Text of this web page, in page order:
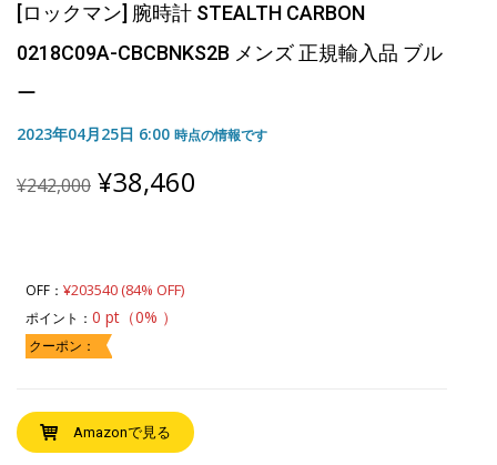
[ロックマン] 腕時計 STEALTH CARBON
0218C09A-CBCBNKS2B メンズ 正規輸入品 ブル
ー
2023年04月25日 6:00 時点の情報です
¥242,000 Original
price
¥38,460
OFF： ¥203540 (84% OFF)
ポイント： 0 pt（0% ）
クーポン：
Amazonで見る